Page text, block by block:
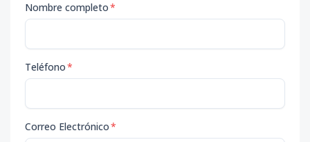
Nombre completo*
Teléfono*
Correo Electrónico*